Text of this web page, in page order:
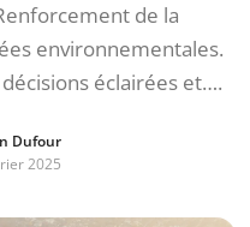
de la
environnementales.
éclairées et….
Dufour
2025